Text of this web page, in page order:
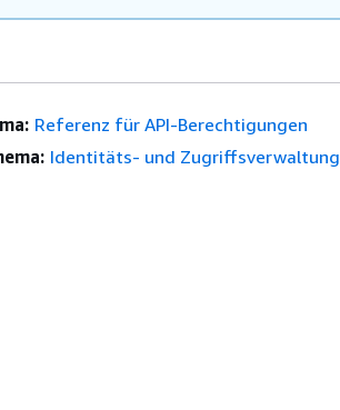
Referenz für API-Berechtigungen
Identitäts- und Zugriffsverwaltung